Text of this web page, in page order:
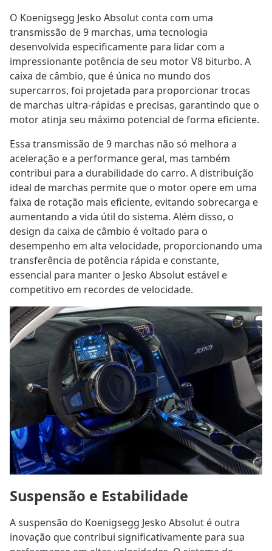
O Koenigsegg Jesko Absolut conta com uma
transmissão de 9 marchas, uma tecnologia
desenvolvida especificamente para lidar com a
impressionante potência de seu motor V8 biturbo. A
caixa de câmbio, que é única no mundo dos
supercarros, foi projetada para proporcionar trocas
de marchas ultra-rápidas e precisas, garantindo que o
motor atinja seu máximo potencial de forma eficiente.
Essa transmissão de 9 marchas não só melhora a
aceleração e a performance geral, mas também
contribui para a durabilidade do carro. A distribuição
ideal de marchas permite que o motor opere em uma
faixa de rotação mais eficiente, evitando sobrecarga e
aumentando a vida útil do sistema. Além disso, o
design da caixa de câmbio é voltado para o
desempenho em alta velocidade, proporcionando uma
transferência de potência rápida e constante,
essencial para manter o Jesko Absolut estável e
competitivo em recordes de velocidade.
Suspensão e Estabilidade
A suspensão do Koenigsegg Jesko Absolut é outra
inovação que contribui significativamente para sua